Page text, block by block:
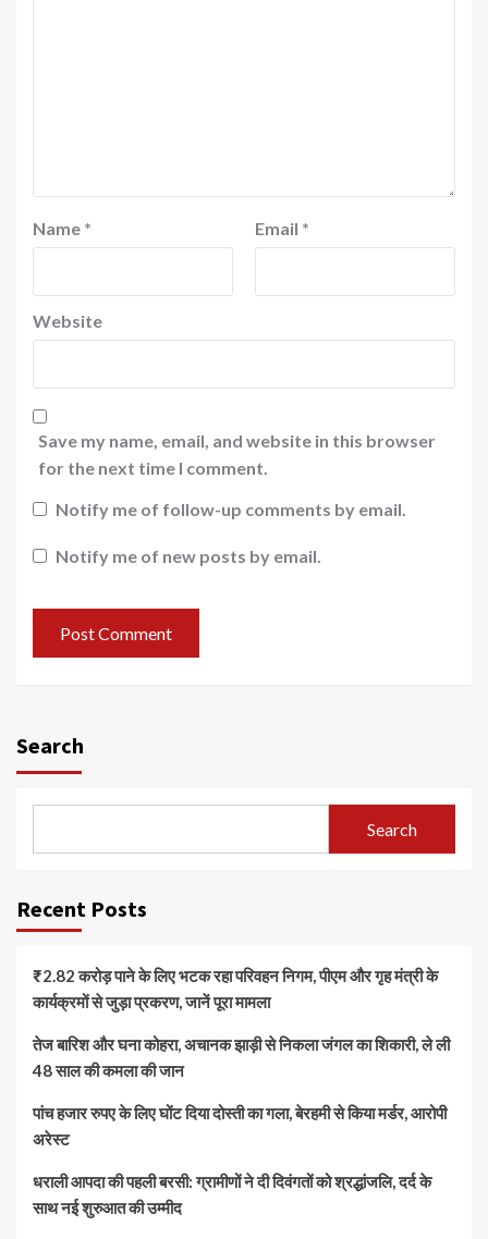
Name * Email *
Website
Save my name, email, and website in this browser
for the next time I comment.
Notify me of follow-up comments by email.
Notify me of new posts by email.
Search
Search
Recent Posts
₹2.82 करोड़ पाने के लिए भटक रहा परिवहन निगम, पीएम और गृह मंत्री के
कार्यक्रमों से जुड़ा प्रकरण, जानें पूरा मामला
तेज बारिश और घना कोहरा, अचानक झाड़ी से निकला जंगल का शिकारी, ले ली
48 साल की कमला की जान
पांच हजार रुपए के लिए घोंट दिया दोस्ती का गला, बेरहमी से किया मर्डर, आरोपी
अरेस्ट
धराली आपदा की पहली बरसी: ग्रामीणों ने दी दिवंगतों को श्रद्धांजलि, दर्द के
साथ नई शुरुआत की उम्मीद